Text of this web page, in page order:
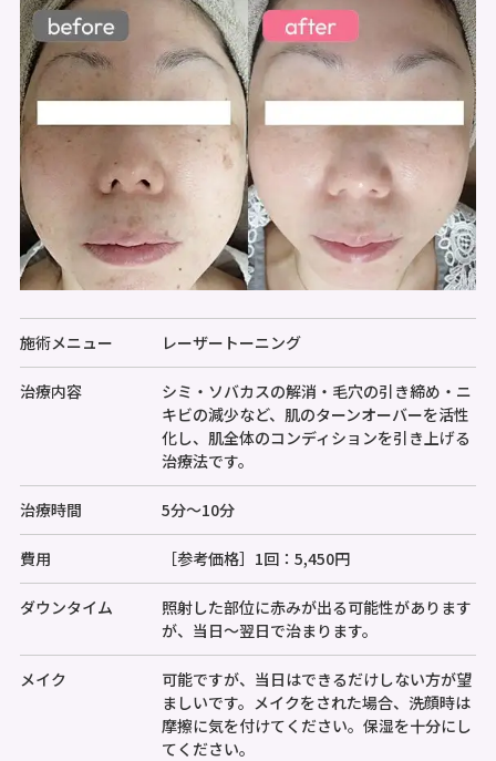
施術メニュー レーザートーニング
治療内容
シミ・ソバカスの解消・毛穴の引き締め・ニ
キビの減少など、肌のターンオーバーを活性
化し、肌全体のコンディションを引き上げる
治療法です。
治療時間 5分～10分
費用 ［参考価格］1回：5,450円
ダウンタイム
照射した部位に赤みが出る可能性があります
が、当日～翌日で治まります。
メイク
可能ですが、当日はできるだけしない方が望
ましいです。メイクをされた場合、洗顔時は
摩擦に気を付けてください。保湿を十分にし
てください。